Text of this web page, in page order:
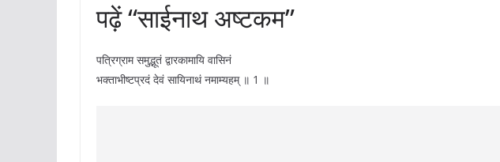
पढ़ें “साईनाथ अष्टकम”
पत्रिग्राम समुद्भूतं द्वारकामायि वासिनं
भक्ताभीष्टप्रदं देवं सायिनाथं नमाम्यहम् ॥ 1 ॥